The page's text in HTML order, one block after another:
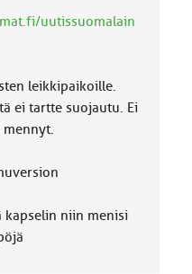
uutissuomalain
leikkipaikoille.
ei tartte suojautu. Ei
kapselin niin menisi